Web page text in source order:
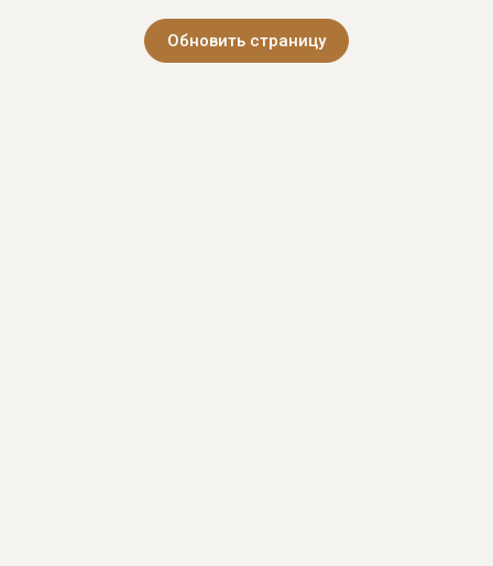
Обновить страницу